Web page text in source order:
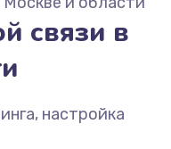
связи в
настройка